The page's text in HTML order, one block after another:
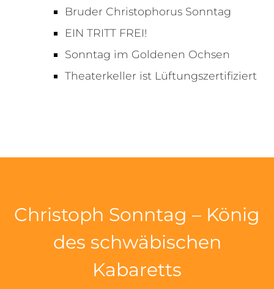
Bruder Christophorus Sonntag
EIN TRITT FREI!
Sonntag im Goldenen Ochsen
Theaterkeller ist Lüftungszertifiziert
Christoph Sonntag – König
des schwäbischen
Kabaretts